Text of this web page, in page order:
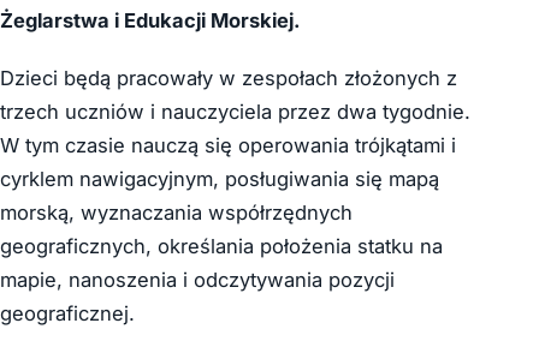
Żeglarstwa i Edukacji Morskiej.
Dzieci będą pracowały w zespołach złożonych z
trzech uczniów i nauczyciela przez dwa tygodnie.
W tym czasie nauczą się operowania trójkątami i
cyrklem nawigacyjnym, posługiwania się mapą
morską, wyznaczania współrzędnych
geograficznych, określania położenia statku na
mapie, nanoszenia i odczytywania pozycji
geograficznej.